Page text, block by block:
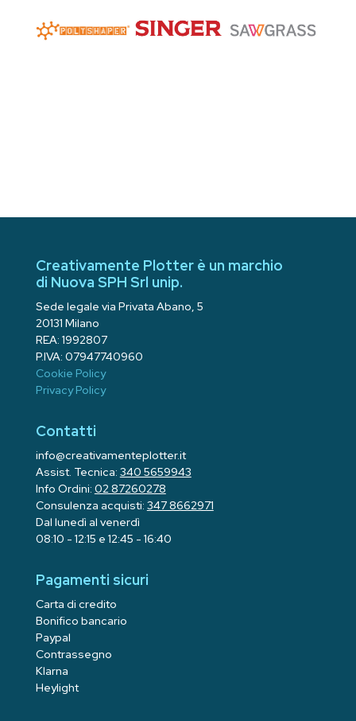
Creativamente Plotter è un marchio
di Nuova SPH Srl unip.
Sede legale via Privata Abano, 5
20131 Milano
REA: 1992807
P.IVA: 07947740960
Cookie Policy
Privacy Policy
Contatti
info@creativamenteplotter.it
Assist. Tecnica: 340 5659943
Info Ordini: 02 87260278
Consulenza acquisti: 347 8662971
Dal lunedì al venerdì
08:10 - 12:15 e 12:45 - 16:40
Pagamenti sicuri
Carta di credito
Bonifico bancario
Paypal
Contrassegno
Klarna
Heylight